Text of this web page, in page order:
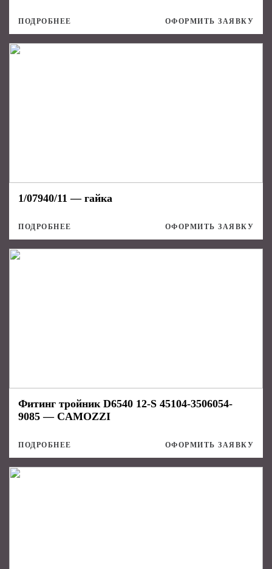
ПОДРОБНЕЕ ОФОРМИТЬ ЗАЯВКУ
1/07940/11 — гайка
ПОДРОБНЕЕ ОФОРМИТЬ ЗАЯВКУ
Фитинг тройник D6540 12-S 45104-3506054-
9085 — CAMOZZI
ПОДРОБНЕЕ ОФОРМИТЬ ЗАЯВКУ